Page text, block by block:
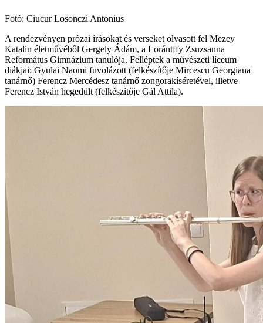
Fotó: Ciucur Losonczi Antonius
A rendezvényen prózai írásokat és verseket olvasott fel Mezey
Katalin életművéből Gergely Ádám, a Lorántffy Zsuzsanna
Református Gimnázium tanulója. Felléptek a művészeti líceum
diákjai: Gyulai Naomi fuvolázott (felkészítője Mircescu Georgiana
tanárnő) Ferencz Mercédesz tanárnő zongorakíséretével, illetve
Ferencz István hegedült (felkészítője Gál Attila).